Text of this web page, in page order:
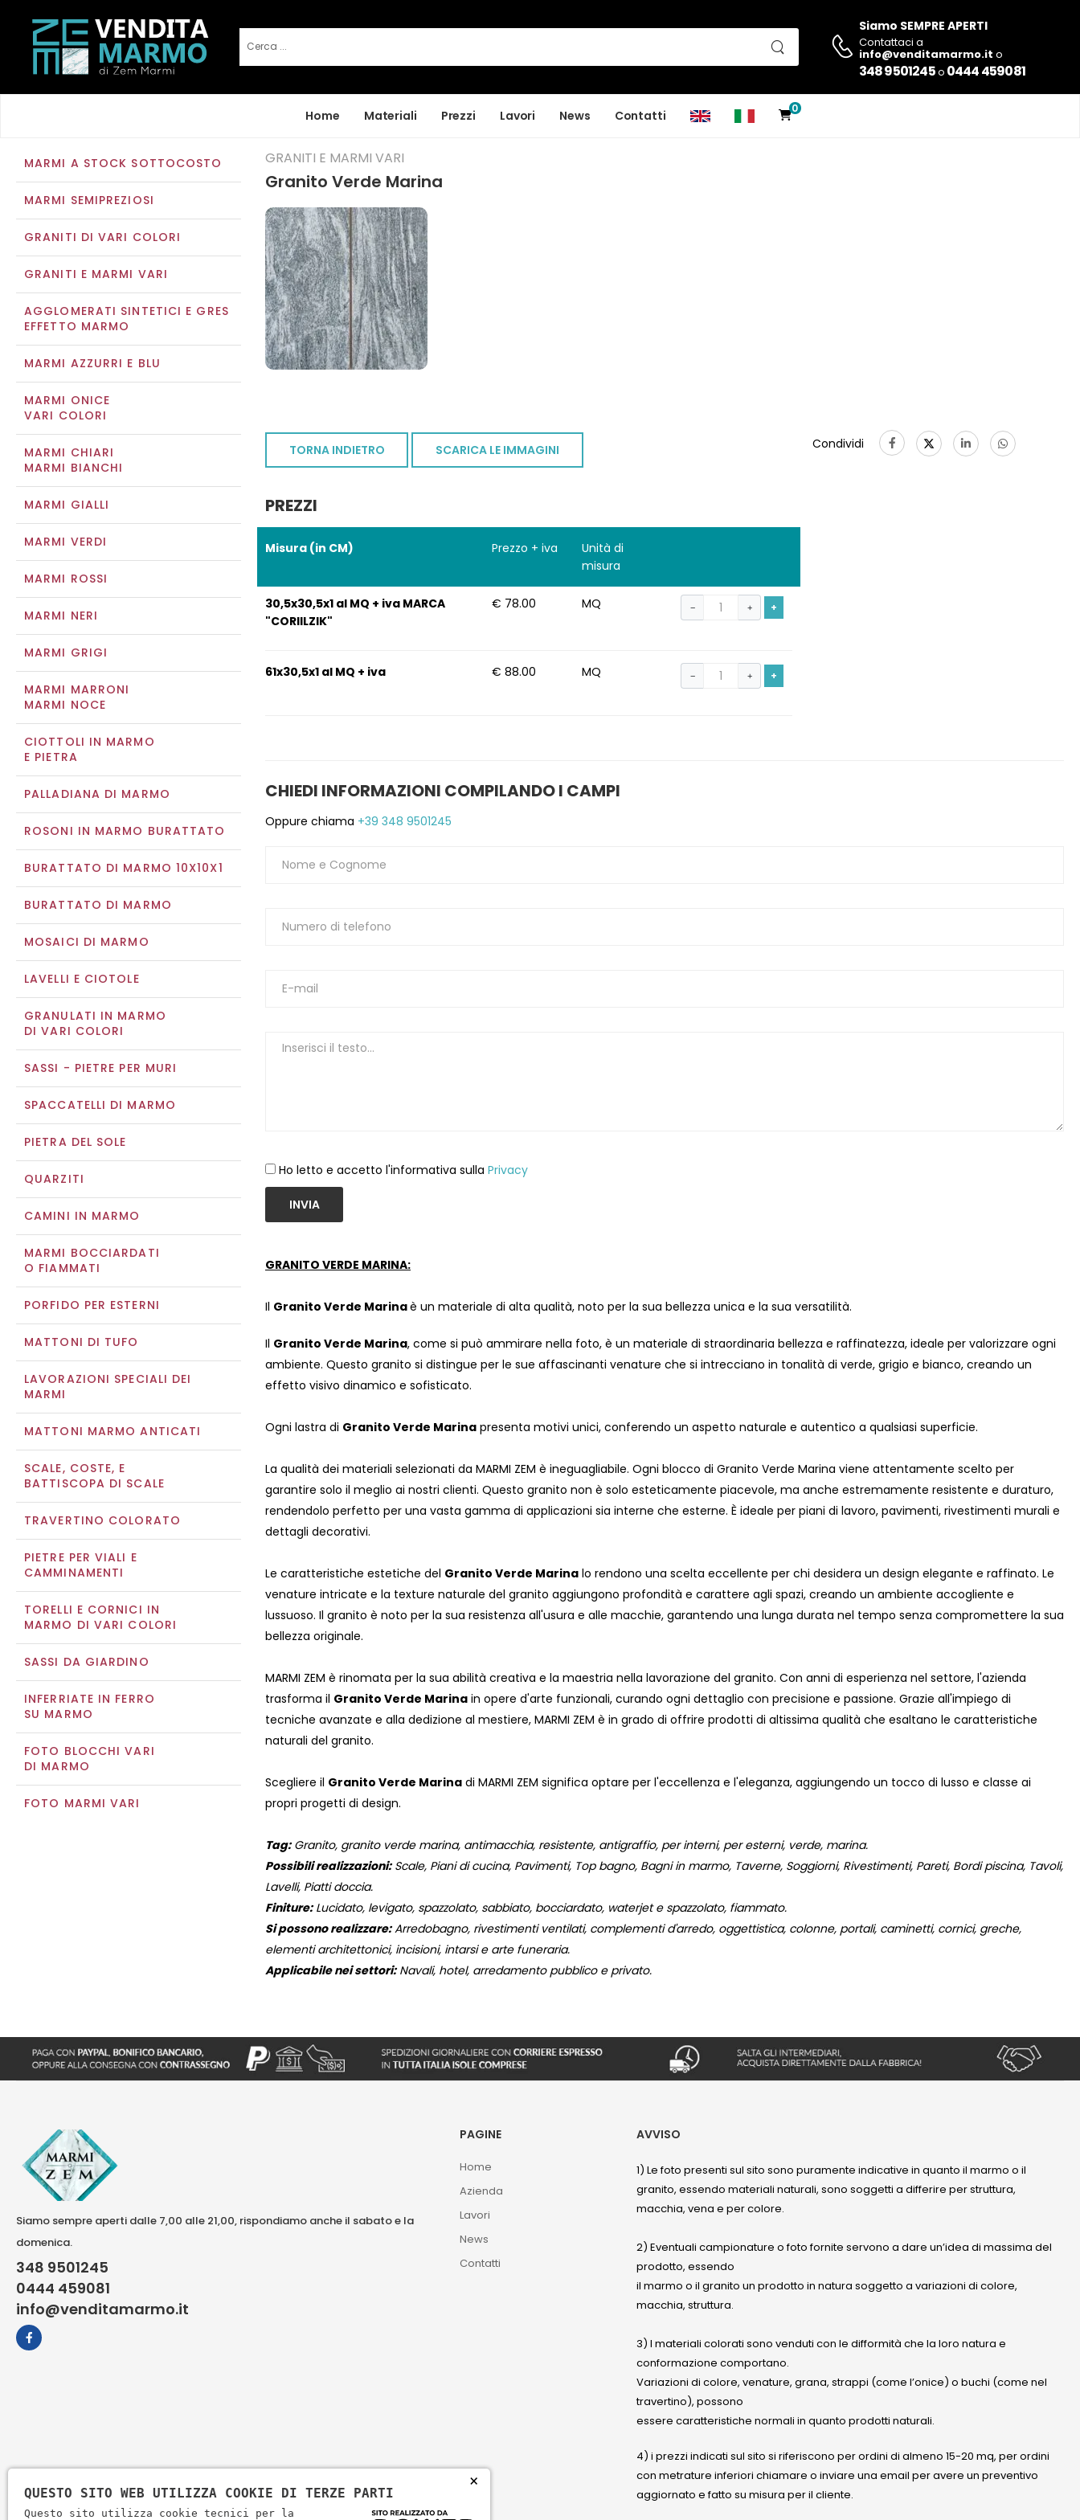
Siamo SEMPRE APERTI
Contattaci a
info@venditamarmo.it o
348 9501245o 0444 459081
Home Materiali Prezzi Lavori News Contatti 0
MARMI A STOCK SOTTOCOSTO
MARMI SEMIPREZIOSI
GRANITI DI VARI COLORI
GRANITI E MARMI VARI
AGGLOMERATI SINTETICI E GRES
EFFETTO MARMO
MARMI AZZURRI E BLU
MARMI ONICE
VARI COLORI
MARMI CHIARI
MARMI BIANCHI
MARMI GIALLI
MARMI VERDI
MARMI ROSSI
MARMI NERI
MARMI GRIGI
MARMI MARRONI
MARMI NOCE
CIOTTOLI IN MARMO
E PIETRA
PALLADIANA DI MARMO
ROSONI IN MARMO BURATTATO
BURATTATO DI MARMO 10X10X1
BURATTATO DI MARMO
MOSAICI DI MARMO
LAVELLI E CIOTOLE
GRANULATI IN MARMO
DI VARI COLORI
SASSI - PIETRE PER MURI
SPACCATELLI DI MARMO
PIETRA DEL SOLE
QUARZITI
CAMINI IN MARMO
MARMI BOCCIARDATI
O FIAMMATI
PORFIDO PER ESTERNI
MATTONI DI TUFO
LAVORAZIONI SPECIALI DEI
MARMI
MATTONI MARMO ANTICATI
SCALE, COSTE, E
BATTISCOPA DI SCALE
TRAVERTINO COLORATO
PIETRE PER VIALI E
CAMMINAMENTI
TORELLI E CORNICI IN
MARMO DI VARI COLORI
SASSI DA GIARDINO
INFERRIATE IN FERRO
SU MARMO
FOTO BLOCCHI VARI
DI MARMO
FOTO MARMI VARI
GRANITI E MARMI VARI
Granito Verde Marina
TORNA INDIETRO SCARICA LE IMMAGINI Condividi
PREZZI
Misura (in CM) Prezzo + iva
Unità di
misura
30,5x30,5x1 al MQ + iva MARCA
"CORIILZIK"
€ 78.00 MQ − + +
61x30,5x1 al MQ + iva € 88.00 MQ − + +
CHIEDI INFORMAZIONI COMPILANDO I CAMPI
Oppure chiama +39 348 9501245
Ho letto e accetto l'informativa sulla Privacy
INVIA
GRANITO VERDE MARINA:
Il Granito Verde Marinaè un materiale di alta qualità, noto per la sua bellezza unica e la sua versatilità.
Il Granito Verde Marina, come si può ammirare nella foto, è un materiale di straordinaria bellezza e raffinatezza, ideale per valorizzare ogni
ambiente. Questo granito si distingue per le sue affascinanti venature che si intrecciano in tonalità di verde, grigio e bianco, creando un
effetto visivo dinamico e sofisticato.
Ogni lastra di Granito Verde Marina presenta motivi unici, conferendo un aspetto naturale e autentico a qualsiasi superficie.
La qualità dei materiali selezionati da MARMI ZEM è ineguagliabile. Ogni blocco di Granito Verde Marina viene attentamente scelto per
garantire solo il meglio ai nostri clienti. Questo granito non è solo esteticamente piacevole, ma anche estremamente resistente e duraturo,
rendendolo perfetto per una vasta gamma di applicazioni sia interne che esterne. È ideale per piani di lavoro, pavimenti, rivestimenti murali e
dettagli decorativi.
Le caratteristiche estetiche del Granito Verde Marina lo rendono una scelta eccellente per chi desidera un design elegante e raffinato. Le
venature intricate e la texture naturale del granito aggiungono profondità e carattere agli spazi, creando un ambiente accogliente e
lussuoso. Il granito è noto per la sua resistenza all'usura e alle macchie, garantendo una lunga durata nel tempo senza compromettere la sua
bellezza originale.
MARMI ZEM è rinomata per la sua abilità creativa e la maestria nella lavorazione del granito. Con anni di esperienza nel settore, l'azienda
trasforma il Granito Verde Marina in opere d'arte funzionali, curando ogni dettaglio con precisione e passione. Grazie all'impiego di
tecniche avanzate e alla dedizione al mestiere, MARMI ZEM è in grado di offrire prodotti di altissima qualità che esaltano le caratteristiche
naturali del granito.
Scegliere il Granito Verde Marina di MARMI ZEM significa optare per l'eccellenza e l'eleganza, aggiungendo un tocco di lusso e classe ai
propri progetti di design.
Tag:Granito, granito verde marina, antimacchia, resistente, antigraffio, per interni, per esterni, verde, marina.
Possibili realizzazioni:Scale, Piani di cucina, Pavimenti, Top bagno, Bagni in marmo, Taverne, Soggiorni, Rivestimenti, Pareti, Bordi piscina, Tavoli,
Lavelli, Piatti doccia.
Finiture:Lucidato, levigato, spazzolato, sabbiato, bocciardato, waterjet e spazzolato, fiammato.
Si possono realizzare:Arredobagno, rivestimenti ventilati, complementi d'arredo, oggettistica, colonne, portali, caminetti, cornici, greche,
elementi architettonici, incisioni, intarsi e arte funeraria.
Applicabile nei settori:Navali, hotel, arredamento pubblico e privato.
Siamo sempre aperti dalle 7,00 alle 21,00, rispondiamo anche il sabato e la
domenica.
348 9501245
0444 459081
info@venditamarmo.it
PAGINE
Home
Azienda
Lavori
News
Contatti
AVVISO
1) Le foto presenti sul sito sono puramente indicative in quanto il marmo o il
granito, essendo materiali naturali, sono soggetti a differire per struttura,
macchia, vena e per colore.
2) Eventuali campionature o foto fornite servono a dare un’idea di massima del
prodotto, essendo
il marmo o il granito un prodotto in natura soggetto a variazioni di colore,
macchia, struttura.
3) I materiali colorati sono venduti con le difformità che la loro natura e
conformazione comportano.
Variazioni di colore, venature, grana, strappi (come l’onice) o buchi (come nel
travertino), possono
essere caratteristiche normali in quanto prodotti naturali.
4) i prezzi indicati sul sito si riferiscono per ordini di almeno 15-20 mq, per ordini
con metrature inferiori chiamare o inviare una email per avere un preventivo
aggiornato e fatto su misura per il cliente.
×
QUESTO SITO WEB UTILIZZA COOKIE DI TERZE PARTI
Questo sito utilizza cookie tecnici per la